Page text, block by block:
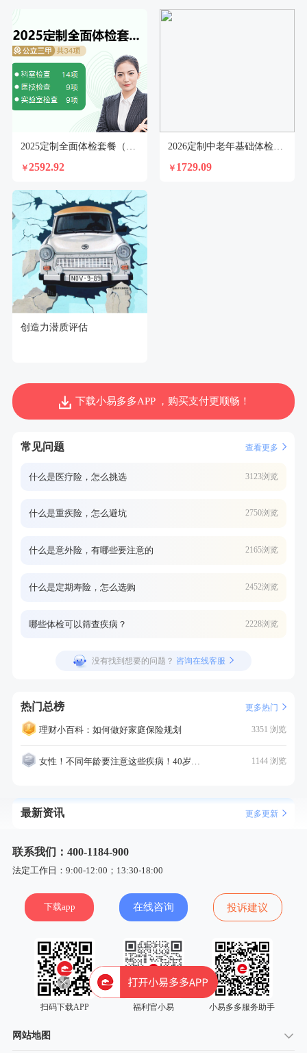
￥2592.92 ￥ 1729.09
创造力潜质评估
下载小易多多APP ，购买支付更顺畅！
常见问题 查看更多
什么是医疗险，怎么挑选 3123浏览
什么是重疾险，怎么避坑 2750浏览
什么是意外险，有哪些要注意的 2165浏览
什么是定期寿险，怎么选购 2452浏览
哪些体检可以筛查疾病？ 2228浏览
没有找到想要的问题？ 咨询在线客服
热门总榜 更多热门
理财小百科：如何做好家庭保险规划 3351 浏览
女性！不同年龄要注意这些疾病！40岁的这个疾病最需要注意！ 1144 浏览
最新资讯 更多更新
联系我们：400-1184-900
法定工作日：9:00-12:00；13:30-18:00
下载app 在线咨询 投诉建议
扫码下载APP 福利官小易 小易多多服务助手
网站地图